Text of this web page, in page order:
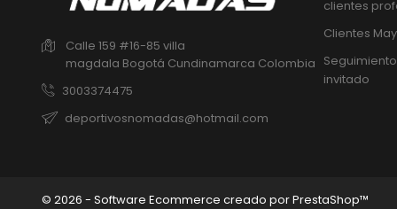
Calle 159 #16-85 villa
magdala Bogotá Cundinamarca Colombia
3003374475
deportivosnomadas@hotmail.com
clientes
Clientes
invitado
© 2026 - Software Ecommerce creado por PrestaShop™